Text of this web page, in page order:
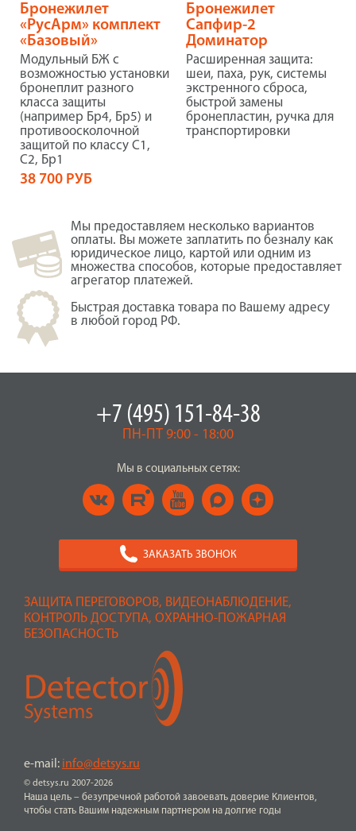
Бронежилет
«РусАрм» комплект
«Базовый»
Модульный БЖ с
возможностью установки
бронеплит разного
класса защиты
(например Бр4, Бр5) и
противоосколочной
защитой по классу С1,
С2, Бр1
38 700 РУБ
Бронежилет
Сапфир-2
Доминатор
Расширенная защита:
шеи, паха, рук, системы
экстренного сброса,
быстрой замены
бронепластин, ручка для
транспортировки
Мы предоставляем несколько вариантов
оплаты. Вы можете заплатить по безналу как
юридическое лицо, картой или одним из
множества способов, которые предоставляет
агрегатор платежей.
Быстрая доставка товара по Вашему адресу
в любой город РФ.
ЗАЩИТА ПЕРЕГОВОРОВ, ВИДЕОНАБЛЮДЕНИЕ,
КОНТРОЛЬ ДОСТУПА, ОХРАННО-ПОЖАРНАЯ
БЕЗОПАСНОСТЬ
© detsys.ru 2007-2026
e-mail: info@detsys.ru
Наша цель – безупречной работой завоевать доверие Клиентов,
чтобы стать Вашим надежным партнером на долгие годы
+7 (495) 151-84-38
ПН-ПТ 9:00 - 18:00
Мы в социальных сетях:
ЗАКАЗАТЬ ЗВОНОК